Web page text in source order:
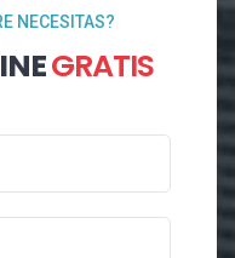
NECESITAS?
GRATIS